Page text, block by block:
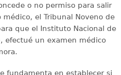
o no permiso para salir
el Tribunal Noveno de
que el Instituto Nacional de
efectué un examen médico
fundamenta en establecer si